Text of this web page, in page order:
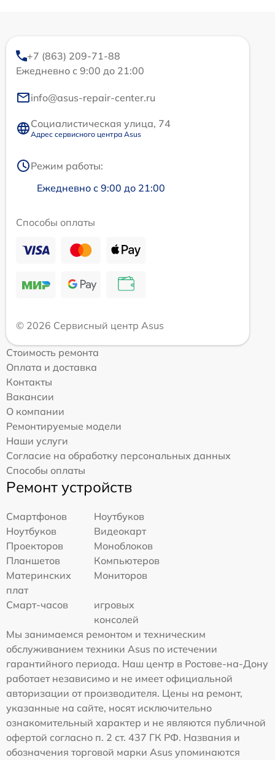
+7 (863) 209-71-88
Ежедневно с 9:00 до 21:00
info@asus-repair-center.ru
Социалистическая улица, 74
Адрес сервисного центра Asus
Режим работы:
Ежедневно с 9:00 до 21:00
Способы оплаты
© 2026 Сервисный центр Asus
Стоимость ремонта
Оплата и доставка
Контакты
Вакансии
О компании
Ремонтируемые модели
Наши услуги
Согласие на обработку персональных данных
Способы оплаты
Ремонт устройств
Смартфонов
Ноутбуков
Ноутбуков
Видеокарт
Проекторов
Моноблоков
Планшетов
Компьютеров
Материнских
плат
Мониторов
Смарт-часов
игровых
консолей
Мы занимаемся ремонтом и техническим
обслуживанием техники Asus по истечении
гарантийного периода. Наш центр в Ростове-на-Дону
работает независимо и не имеет официальной
авторизации от производителя. Цены на ремонт,
указанные на сайте, носят исключительно
ознакомительный характер и не являются публичной
офертой согласно п. 2 ст. 437 ГК РФ. Названия и
обозначения торговой марки Asus упоминаются